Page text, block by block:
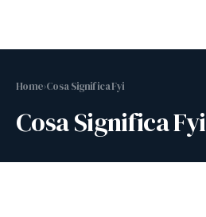
Home›Cosa Significa Fyi
Cosa Significa Fyi